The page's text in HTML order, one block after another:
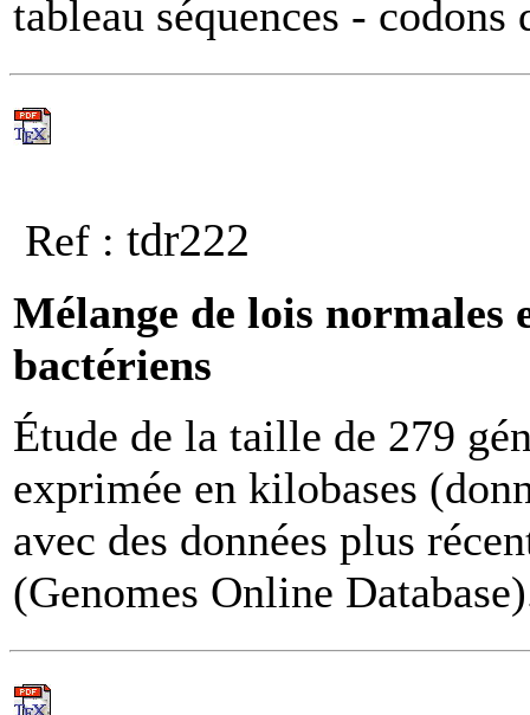
tableau séquences -
Ref : tdr222
Mélange de lois normales
bactériens
Étude de la taille de 279
exprimée en kilobases
avec des données plus
(Genomes Online